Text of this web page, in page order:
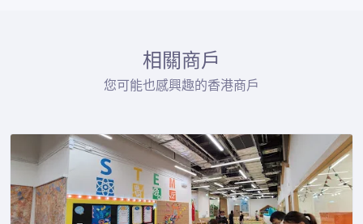
相關商戶
您可能也感興趣的香港商戶